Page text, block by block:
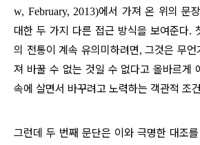
w, February, 2013)에서 가져 온 위의 문
대한 두 가지 다른 접근 방식을 보여준다.
의 전통이 계속 유의미하려면, 그것은 무언
져 바꿀 수 없는 것일 수 없다고 올바르게
속에 살면서 바꾸려고 노력하는 객관적 조
그런데 두 번째 문단은 이와 극명한 대조